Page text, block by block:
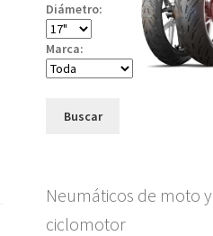
Diámetro:
Marca:
Buscar
Neumáticos de moto y
ciclomotor